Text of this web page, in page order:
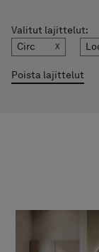
Valitut lajittelut:
Circ
Poista lajittelut